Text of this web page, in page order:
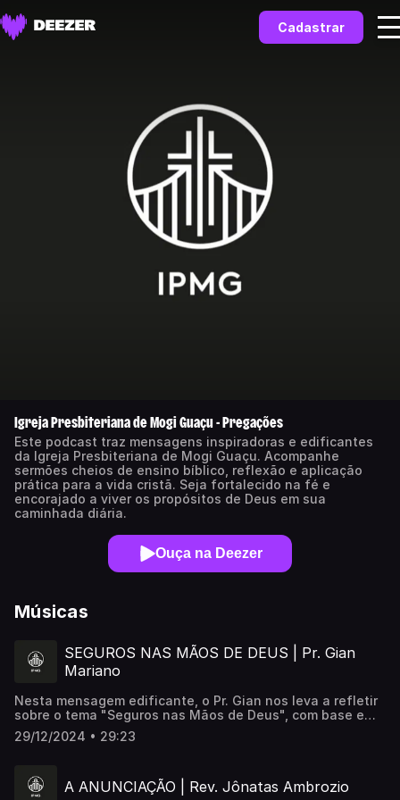
Cadastrar
Igreja Presbiteriana de Mogi Guaçu - Pregações
Este podcast traz mensagens inspiradoras e edificantes
da Igreja Presbiteriana de Mogi Guaçu. Acompanhe
sermões cheios de ensino bíblico, reflexão e aplicação
prática para a vida cristã. Seja fortalecido na fé e
encorajado a viver os propósitos de Deus em sua
caminhada diária.
Ouça na Deezer
Músicas
SEGUROS NAS MÃOS DE DEUS | Pr. Gian
Mariano
Nesta mensagem edificante, o Pr. Gian nos leva a refletir
sobre o tema "Seguros nas Mãos de Deus", com base em
Isaías 49:14-16. Descubra como o amor e o cuidado de
Deus nos sustentam, mesmo nos momentos de dúvida e
Criador. 🙌✨ Assista no Youtube:
29/12/2024 • 29:23
A ANUNCIAÇÃO | Rev. Jônatas Ambrozio